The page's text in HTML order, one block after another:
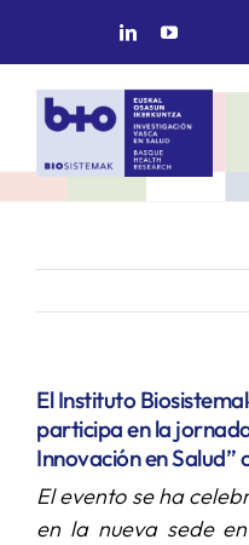
INICIO
GRUPOS DE INVESTIGACIÓN
PROYECTOS/
El Instituto
participa en la
Innovación en Salud”
El evento se ha
en la nueva sede